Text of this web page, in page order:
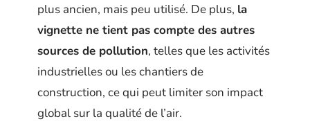
plus ancien, mais peu utilisé. De plus, la
vignette ne tient pas compte des autres
sources de pollution, telles que les activités
industrielles ou les chantiers de
construction, ce qui peut limiter son impact
global sur la qualité de l’air.